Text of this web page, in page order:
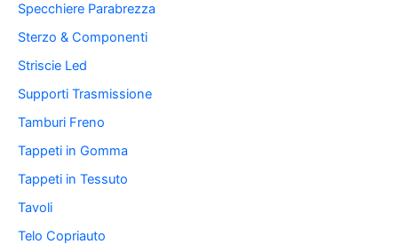
Specchiere Parabrezza
Sterzo & Componenti
Striscie Led
Supporti Trasmissione
Tamburi Freno
Tappeti in Gomma
Tappeti in Tessuto
Tavoli
Telo Copriauto